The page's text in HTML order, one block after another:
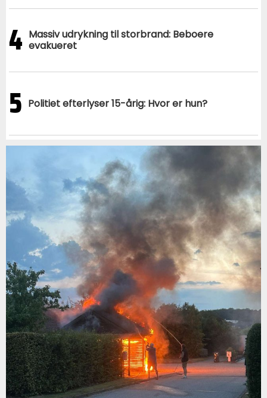
4 Massiv udrykning til storbrand: Beboere
evakueret
5 Politiet efterlyser 15-årig: Hvor er hun?